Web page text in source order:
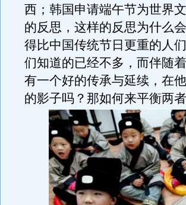
西；韩国申请端午节为世界
的反思，这样的反思为什么
得比中国传统节日更重的人
们知道的已经不多，而伴随
有一个好的传承与延续，在
的影子吗？那如何来平衡两